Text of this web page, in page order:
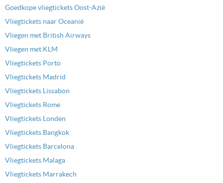
Goedkope vliegtickets Oost-Azië
Vliegtickets naar Oceanië
Vliegen met British Airways
Vliegen met KLM
Vliegtickets Porto
Vliegtickets Madrid
Vliegtickets Lissabon
Vliegtickets Rome
Vliegtickets Londen
Vliegtickets Bangkok
Vliegtickets Barcelona
Vliegtickets Malaga
Vliegtickets Marrakech